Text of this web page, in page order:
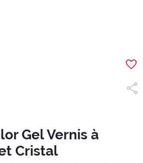
Gel Vernis à
Cristal